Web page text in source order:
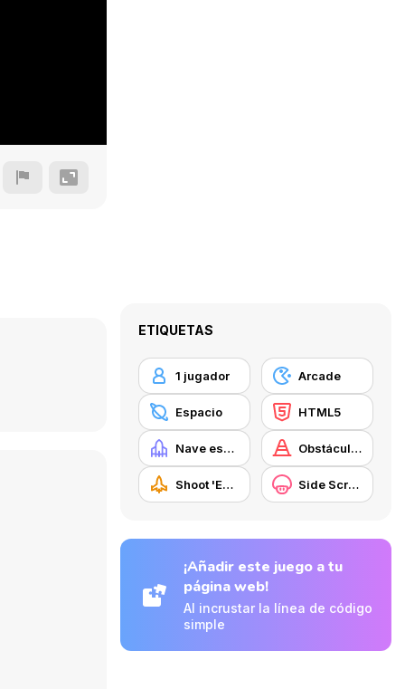
ETIQUETAS
1 jugador Arcade
Espacio HTML5
Nave espacial Obstáculos
Shoot 'Em Up Side Scrolling
¡Añadir este juego a tu
página web!
Al incrustar la línea de código
simple